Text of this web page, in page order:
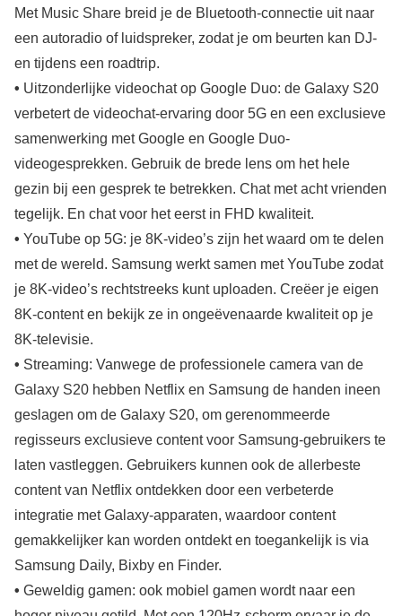
Met Music Share breid je de Bluetooth-connectie uit naar
een autoradio of luidspreker, zodat je om beurten kan DJ-
en tijdens een roadtrip.
• Uitzonderlijke videochat op Google Duo: de Galaxy S20
verbetert de videochat-ervaring door 5G en een exclusieve
samenwerking met Google en Google Duo-
videogesprekken. Gebruik de brede lens om het hele
gezin bij een gesprek te betrekken. Chat met acht vrienden
tegelijk. En chat voor het eerst in FHD kwaliteit.
• YouTube op 5G: je 8K-video’s zijn het waard om te delen
met de wereld. Samsung werkt samen met YouTube zodat
je 8K-video’s rechtstreeks kunt uploaden. Creëer je eigen
8K-content en bekijk ze in ongeëvenaarde kwaliteit op je
8K-televisie.
• Streaming: Vanwege de professionele camera van de
Galaxy S20 hebben Netflix en Samsung de handen ineen
geslagen om de Galaxy S20, om gerenommeerde
regisseurs exclusieve content voor Samsung-gebruikers te
laten vastleggen. Gebruikers kunnen ook de allerbeste
content van Netflix ontdekken door een verbeterde
integratie met Galaxy-apparaten, waardoor content
gemakkelijker kan worden ontdekt en toegankelijk is via
Samsung Daily, Bixby en Finder.
• Geweldig gamen: ook mobiel gamen wordt naar een